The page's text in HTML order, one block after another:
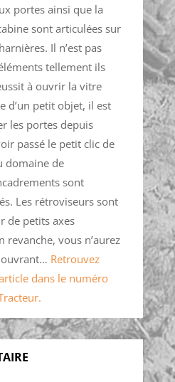
portes ainsi que la
sont articulées sur
Il n’est pas
tellement ils
à ouvrir la vitre
d’un petit objet, il est
les portes depuis
passé le petit clic de
domaine de
sont
Les rétroviseurs sont
de petits axes
revanche, vous n’aurez
Retrouvez
dans le numéro